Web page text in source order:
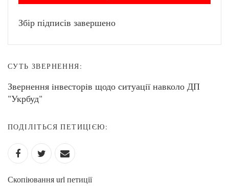
Збір підписів завершено
СУТЬ ЗВЕРНЕННЯ:
Звернення iнвесторiв щодо ситуацiï навколо ДП
"Укрбуд"
ПОДІЛІТЬСЯ ПЕТИЦІЄЮ:
Скопіювання url петиції